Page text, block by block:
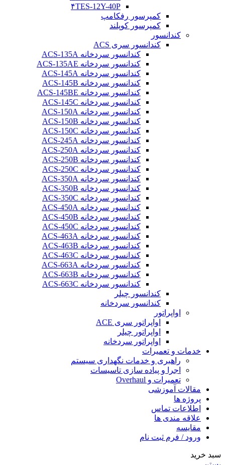
۴TES-12Y-40P
کمپرسور رفکامپ
کمپرسور کوپلند
کندانسور
کندانسور سری ACS
کندانسور سردخانه ACS-135A
کندانسور سردخانه ACS-135AE
کندانسور سردخانه ACS-145A
کندانسور سردخانه ACS-145B
کندانسور سردخانه ACS-145BE
کندانسور سردخانه ACS-145C
کندانسور سردخانه ACS-150A
کندانسور سردخانه ACS-150B
کندانسور سردخانه ACS-150C
کندانسور سردخانه ACS-245A
کندانسور سردخانه ACS-250A
کندانسور سردخانه ACS-250B
کندانسور سردخانه ACS-250C
کندانسور سردخانه ACS-350A
کندانسور سردخانه ACS-350B
کندانسور سردخانه ACS-350C
کندانسور سردخانه ACS-450A
کندانسور سردخانه ACS-450B
کندانسور سردخانه ACS-450C
کندانسور سردخانه ACS-463A
کندانسور سردخانه ACS-463B
کندانسور سردخانه ACS-463C
کندانسور سردخانه ACS-663A
کندانسور سردخانه ACS-663B
کندانسور سردخانه ACS-663C
کندانسور چیلر
کندانسور سردخانه
اواپراتور
اواپراتور سری ACE
اواپراتور چیلر
اواپراتور سردخانه
خدمات و تعمیرات
راهبری و خدمات نگهداری سیستم
اجرا و پیاده سازی تاسیسات
تعمیرات و Overhaul
مقالات آموزشی
پروژه ها
اطلاعات تماس
علاقه مندی ها
مقایسه
ورود / فرم ثبت نام
سبد خرید